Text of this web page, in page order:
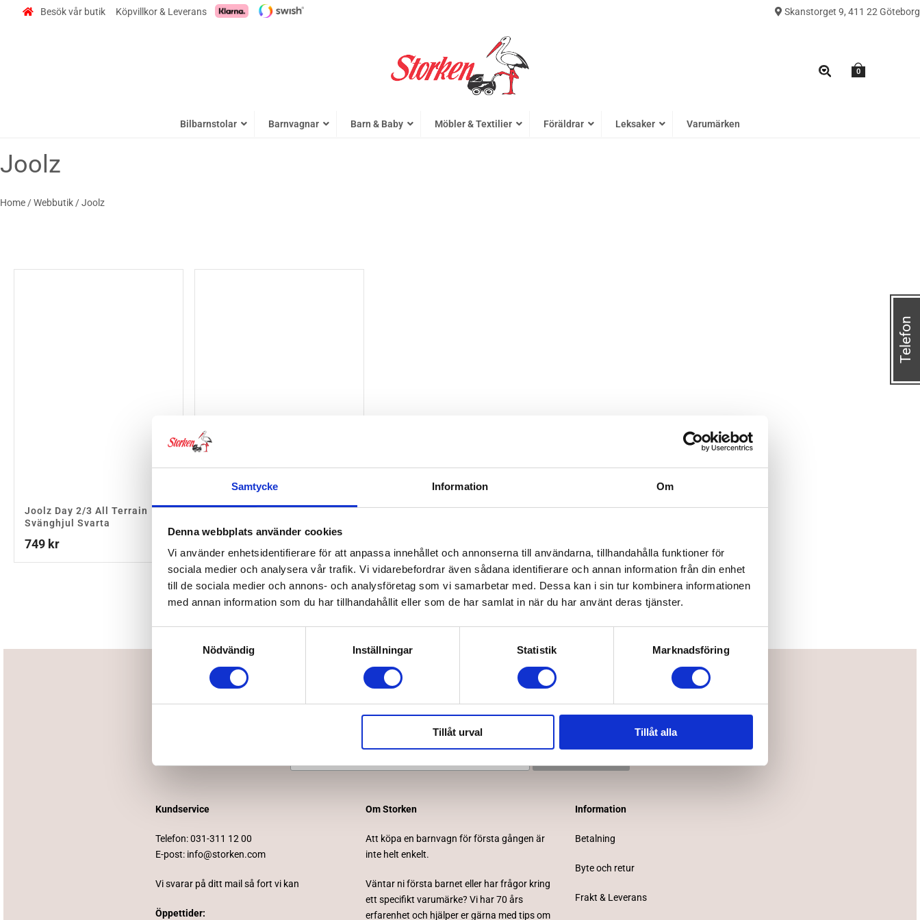
Samtycke Information Om
Denna webbplats använder cookies
Vi använder enhetsidentifierare för att anpassa innehållet och annonserna till användarna, tillhandahålla funktioner för
sociala medier och analysera vår trafik. Vi vidarebefordrar även sådana identifierare och annan information från din enhet
till de sociala medier och annons- och analysföretag som vi samarbetar med. Dessa kan i sin tur kombinera informationen
med annan information som du har tillhandahållit eller som de har samlat in när du har använt deras tjänster.
Nödvändig
Inställningar Statistik Marknadsföring
Tillåt urval Tillåt alla
Besök vår butik Köpvillkor & Leverans Skanstorget 9, 411 22 Göteborg
0
Bilbarnstolar Barnvagnar Barn & Baby Möbler & Textilier Föräldrar Leksaker Varumärken
Joolz
Home /Webbutik /Joolz
Joolz Day 2/3 All Terrain
Svänghjul Svarta
749 kr
Joolz Hub Bilstolsadapter
399kr
Prenumerera på vårt nyhetsbrev
Kundservice
Telefon:031-311 12 00
E-post: info@storken.com
Vi svarar på ditt mail så fort vi kan
Öppettider:
Om Storken
Att köpa en barnvagn för första gången är
inte helt enkelt.
Väntar ni första barnet eller har frågor kring
ett specifikt varumärke? Vi har 70 års
erfarenhet och hjälper er gärna med tips om
Information
Betalning
Byte och retur
Frakt & Leverans
Telefon